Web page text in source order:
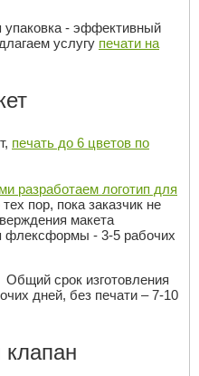
- эффективный
услугу печати на
печать до 6 цветов по
разработаем логотип для
пор, пока заказчик не
макета
флексформы - 3-5 рабочих
срок изготовления
дней, без печати – 7-10
клапан